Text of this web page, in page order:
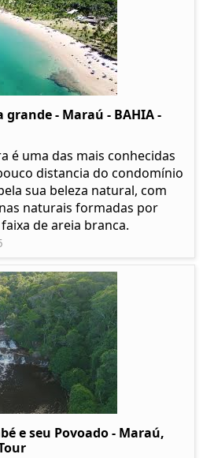
grande - Maraú - BAHIA -
é uma das mais conhecidas
distancia do condomínio
sua beleza natural, com
naturais formadas por
de areia branca.
e seu Povoado - Maraú,